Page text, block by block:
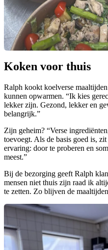
Koken voor thuis
Ralph kookt koelverse
kunnen opwarmen. “Ik kies
lekker zijn. Gezond, lekker en
belangrijk.”
Zijn geheim? “Verse
toevoegt. Als de basis goed is,
ervaring: door te proberen en
meest.”
Bij de bezorging geeft Ralph
mensen niet thuis zijn raad ik
te zetten. Zo blijven de